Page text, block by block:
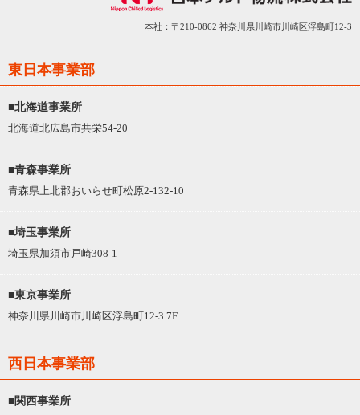
本社：〒210-0862 神奈川県川崎市川崎区浮島町12-3
東日本事業部
■北海道事業所
北海道北広島市共栄54-20
■青森事業所
青森県上北郡おいらせ町松原2-132-10
■埼玉事業所
埼玉県加須市戸崎308-1
■東京事業所
神奈川県川崎市川崎区浮島町12-3 7F
西日本事業部
■関西事業所